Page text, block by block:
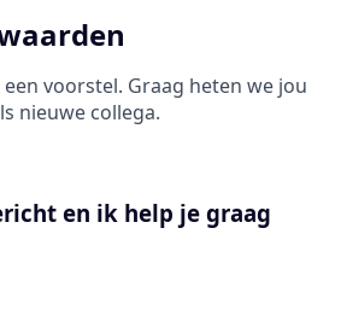
voorstel. Graag heten we jou
nieuwe collega.
en ik help je graag